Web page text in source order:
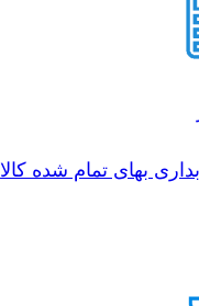
بهای تمام شده کالا